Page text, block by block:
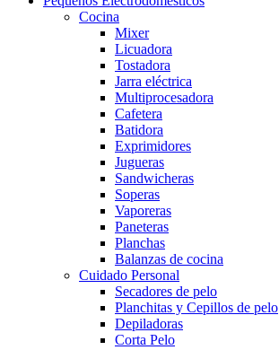
Cocina
Mixer
Licuadora
Tostadora
Jarra eléctrica
Multiprocesadora
Cafetera
Batidora
Exprimidores
Jugueras
Sandwicheras
Soperas
Vaporeras
Paneteras
Planchas
Balanzas de cocina
Cuidado Personal
Secadores de pelo
Planchitas y Cepillos de pelo
Depiladoras
Corta Pelo